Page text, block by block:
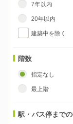
7年以内
20年以内
建築中を除く
階数
指定なし
最上階
駅・バス停まで